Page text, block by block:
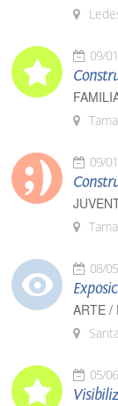
09/
09/
08/
ARTE /
05/